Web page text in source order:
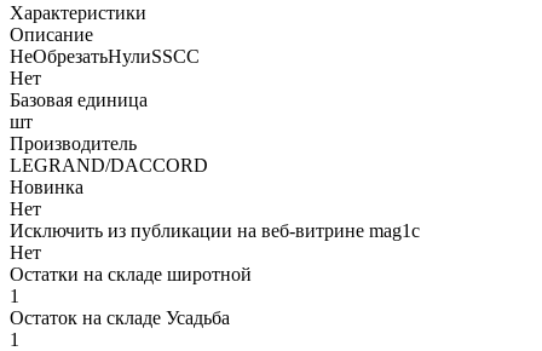
Характеристики
Описание
НеОбрезатьНулиSSCC
Нет
Базовая единица
шт
Производитель
LEGRAND/DACCORD
Новинка
Нет
Исключить из публикации на веб-витрине mag1c
Нет
Остатки на складе широтной
1
Остаток на складе Усадьба
1